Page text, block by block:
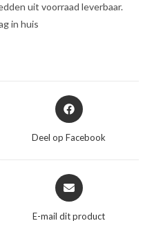
uit voorraad leverbaar.
in huis
Opent
in
nieuw
Deel op Facebook
Opent
in
nieuw
E-mail dit product